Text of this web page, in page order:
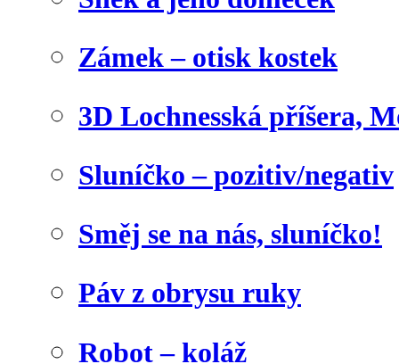
Zámek – otisk kostek
3D Lochnesská příšera,
Sluníčko – pozitiv/negativ
Směj se na nás, sluníčko!
Páv z obrysu ruky
Robot – koláž